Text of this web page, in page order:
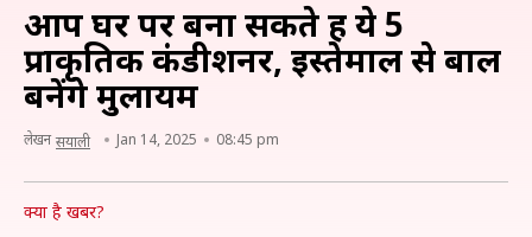
आप घर पर बना सकते हैं ये 5
प्राकृतिक कंडीशनर, इस्तेमाल से बाल
बनेंगे मुलायम
लेखन सयाली Jan 14, 2025 08:45 pm
क्या है खबर?